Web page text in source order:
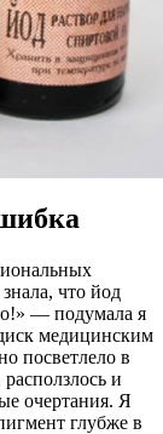
что йод
— подумала я
медицинским
посветлело в
и
очертания. Я
глубже в